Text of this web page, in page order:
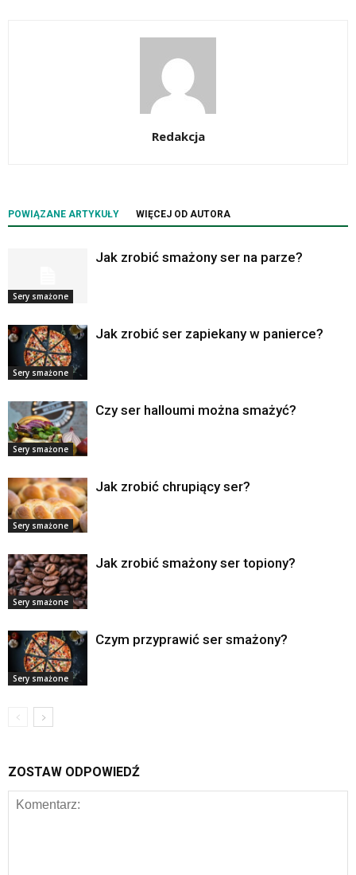
Redakcja
POWIĄZANE ARTYKUŁY WIĘCEJ OD AUTORA
Sery smażone
Jak zrobić smażony ser na parze?
Sery smażone
Jak zrobić ser zapiekany w panierce?
Sery smażone
Czy ser halloumi można smażyć?
Sery smażone
Jak zrobić chrupiący ser?
Sery smażone
Jak zrobić smażony ser topiony?
Sery smażone
Czym przyprawić ser smażony?
ZOSTAW ODPOWIEDŹ